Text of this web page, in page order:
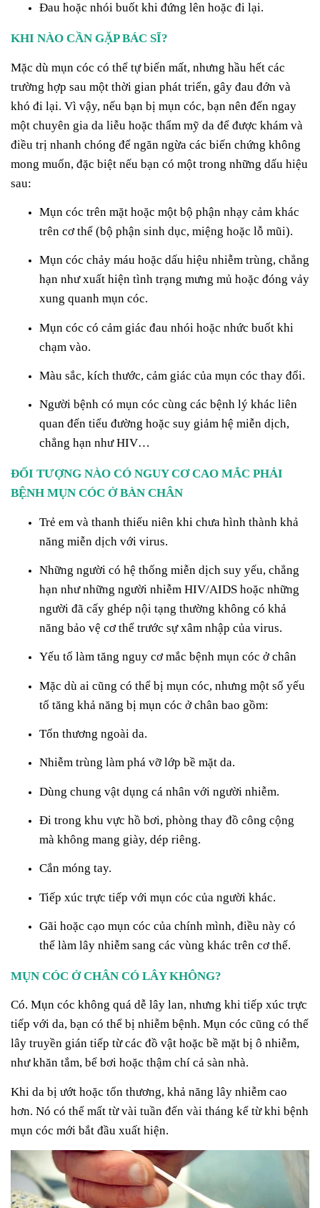
Đau hoặc nhói buốt khi đứng lên hoặc đi lại.
KHI NÀO CẦN GẶP BÁC SĨ?
Mặc dù mụn cóc có thể tự biến mất, nhưng hầu hết các
trường hợp sau một thời gian phát triển, gây đau đớn và
khó đi lại. Vì vậy, nếu bạn bị mụn cóc, bạn nên đến ngay
một chuyên gia da liễu hoặc thẩm mỹ da để được khám và
điều trị nhanh chóng để ngăn ngừa các biến chứng không
mong muốn, đặc biệt nếu bạn có một trong những dấu hiệu
sau:
Mụn cóc trên mặt hoặc một bộ phận nhạy cảm khác
trên cơ thể (bộ phận sinh dục, miệng hoặc lỗ mũi).
Mụn cóc chảy máu hoặc dấu hiệu nhiễm trùng, chẳng
hạn như xuất hiện tình trạng mưng mủ hoặc đóng vảy
xung quanh mụn cóc.
Mụn cóc có cảm giác đau nhói hoặc nhức buốt khi
chạm vào.
Màu sắc, kích thước, cảm giác của mụn cóc thay đổi.
Người bệnh có mụn cóc cùng các bệnh lý khác liên
quan đến tiểu đường hoặc suy giảm hệ miễn dịch,
chẳng hạn như HIV…
ĐỐI TƯỢNG NÀO CÓ NGUY CƠ CAO MẮC PHẢI
BỆNH MỤN CÓC Ở BÀN CHÂN
Trẻ em và thanh thiếu niên khi chưa hình thành khả
năng miễn dịch với virus.
Những người có hệ thống miễn dịch suy yếu, chẳng
hạn như những người nhiễm HIV/AIDS hoặc những
người đã cấy ghép nội tạng thường không có khả
năng bảo vệ cơ thể trước sự xâm nhập của virus.
Yếu tố làm tăng nguy cơ mắc bệnh mụn cóc ở chân
Mặc dù ai cũng có thể bị mụn cóc, nhưng một số yếu
tố tăng khả năng bị mụn cóc ở chân bao gồm:
Tổn thương ngoài da.
Nhiễm trùng làm phá vỡ lớp bề mặt da.
Dùng chung vật dụng cá nhân với người nhiễm.
Đi trong khu vực hồ bơi, phòng thay đồ công cộng
mà không mang giày, dép riêng.
Cắn móng tay.
Tiếp xúc trực tiếp với mụn cóc của người khác.
Gãi hoặc cạo mụn cóc của chính mình, điều này có
thể làm lây nhiễm sang các vùng khác trên cơ thể.
MỤN CÓC Ở CHÂN CÓ LÂY KHÔNG?
Có. Mụn cóc không quá dễ lây lan, nhưng khi tiếp xúc trực
tiếp với da, bạn có thể bị nhiễm bệnh. Mụn cóc cũng có thể
lây truyền gián tiếp từ các đồ vật hoặc bề mặt bị ô nhiễm,
như khăn tắm, bể bơi hoặc thậm chí cả sàn nhà.
Khi da bị ướt hoặc tổn thương, khả năng lây nhiễm cao
hơn. Nó có thể mất từ vài tuần đến vài tháng kể từ khi bệnh
mụn cóc mới bắt đầu xuất hiện.